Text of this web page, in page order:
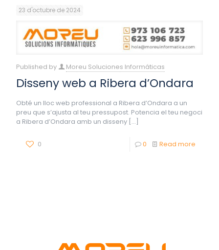
23 d'octubre de 2024
Published by Moreu Soluciones Informáticas
Disseny web a Ribera d’Ondara
Obté un lloc web professional a Ribera d’Ondara a un
preu que s’ajusta al teu pressupost. Potencia el teu negoci
a Ribera d’Ondara amb un disseny […]
0 0 Read more